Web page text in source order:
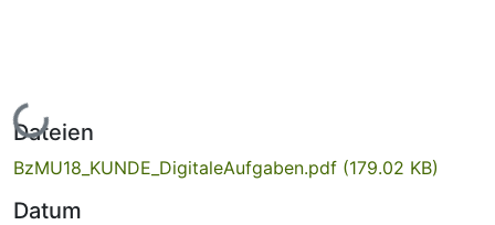
Lade...
Dateien
BzMU18_KUNDE_DigitaleAufgaben.pdf (179.02 KB)
Datum